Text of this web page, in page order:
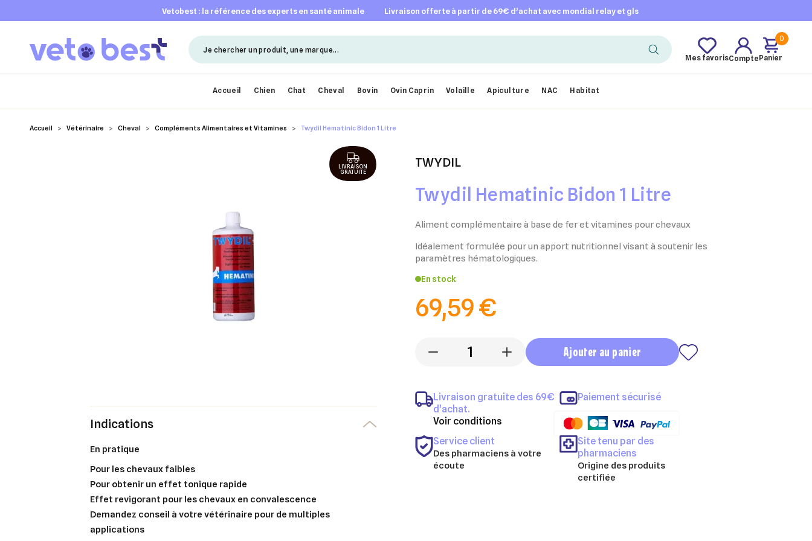
vetobest : la référence des experts en santé animale livraison offerte à partir de 69€ d’achat avec mondial relay et gls
Mes favorisCompte
0
Panier
Accueil Chien Chat Cheval Bovin Ovin Caprin Volaille Apiculture NAC Habitat
Accueil Vétérinaire Cheval Compléments Alimentaires et Vitamines Twydil Hematinic Bidon 1 Litre
TWYDIL
Twydil Hematinic Bidon 1 Litre
Aliment complémentaire à base de fer et vitamines pour chevaux
Idéalement formulée pour un apport nutritionnel visant à soutenir les
paramètres hématologiques.
En stock
69,59 €
- + Ajouter au panier
Livraison gratuite des 69€
d'achat.
Voir conditions
Paiement sécurisé
Service client
Des pharmaciens à votre
écoute
Site tenu par des
pharmaciens
Origine des produits
certifiée
LIVRAISON
GRATUITE
Indications
en pratique
Pour les chevaux faibles
Pour obtenir un effet tonique rapide
Effet revigorant pour les chevaux en convalescence
Demandez conseil à votre vétérinaire pour de multiples
applications